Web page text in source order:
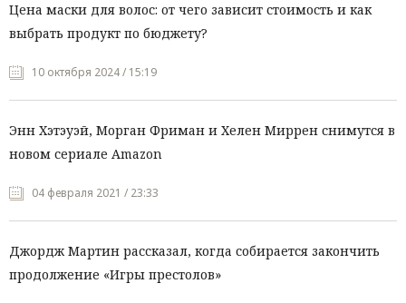
Цена маски для волос: от чего зависит стоимость и как
выбрать продукт по бюджету?
10 октября 2024 / 15:19
Энн Хэтэуэй, Морган Фриман и Хелен Миррен снимутся в
новом сериале Amazon
04 февраля 2021 / 23:33
Джордж Мартин рассказал, когда собирается закончить
продолжение «Игры престолов»